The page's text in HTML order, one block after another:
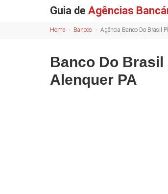
Guia de Agências
Home Bancos Agência Banco Do Brasil
Banco Do
Alenquer PA